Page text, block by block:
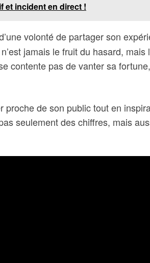
et incident en direct !
volonté de partager son
jamais le fruit du hasard,
contente pas de vanter sa
de son public tout en
seulement des chiffres, mais